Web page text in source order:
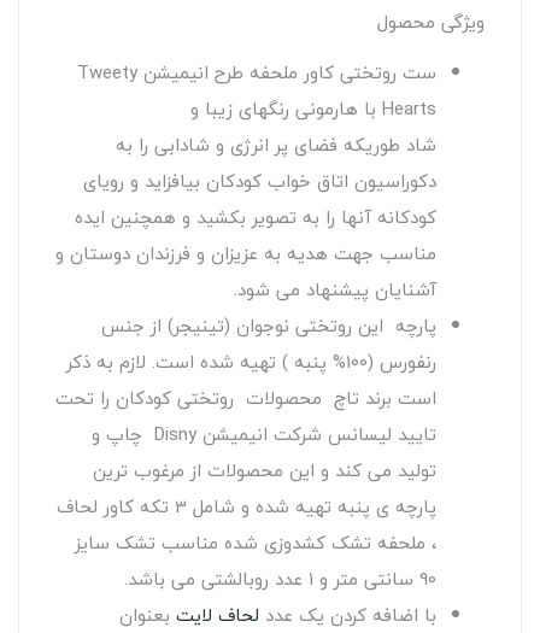
ویژگی محصول
ست روتختی کاور ملحفه طرح انیمیشن Tweety
Hearts با هارمونی رنگهای زیبا و
شاد طوریکه فضای پر انرژی و شادابی را به
دکوراسیون اتاق خواب کودکان بیافزاید و رویای
کودکانه آنها را به تصویر بکشید و همچنین ایده
مناسب جهت هدیه به عزیزان و فرزندان دوستان و
آشنایان پیشنهاد می شود.
پارچه این روتختی نوجوان (تینیجر) از جنس
رنفورس (100% پنبه ) تهیه شده است. لازم به ذکر
است برند تاچ محصولات روتختی کودکان را تحت
تایید لیسانس شرکت انیمیشن Disny چاپ و
تولید می کند و این محصولات از مرغوب ترین
پارچه ی پنبه تهیه شده و شامل 3 تکه کاور لحاف
، ملحفه تشک کشدوزی شده مناسب تشک سایز
90 سانتی متر و 1 عدد روبالشتی می باشد.
با اضافه کردن یک عدد لحاف لایت بعنوان